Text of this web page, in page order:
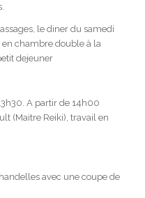
le diner du samedi
en chambre double à la
dejeuner
A partir de 14h00
(Maitre Reiki), travail en
avec une coupe de